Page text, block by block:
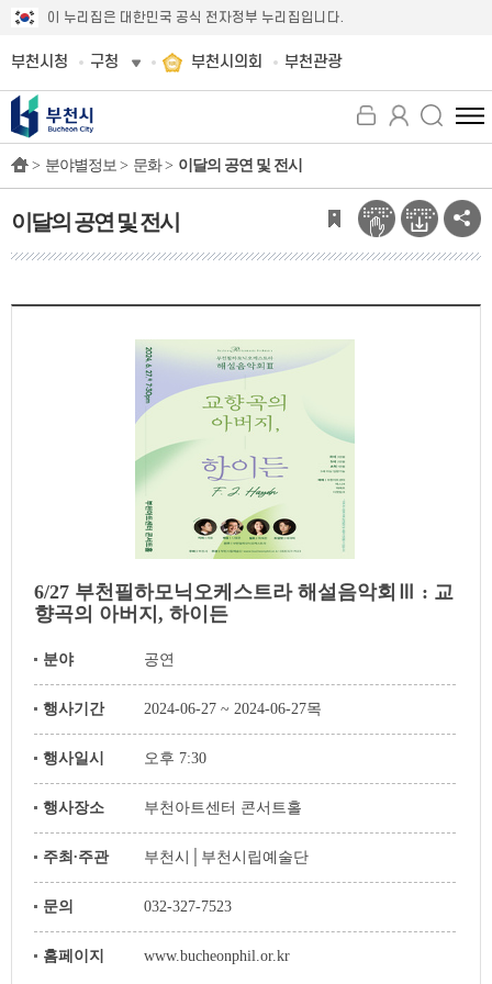
이 누리집은 대한민국 공식 전자정부 누리집입니다.
부천시청 구청 부천시의회 부천관광
전
체
뉴
보
기
> 분야별정보 > 문화 > 이달의 공연 및 전시
이달의 공연 및 전시
6/27 부천필하모닉오케스트라 해설음악회Ⅲ : 교
향곡의 아버지, 하이든
분야 공연
행사기간 2024-06-27 ~ 2024-06-27목
행사일시 오후 7:30
행사장소 부천아트센터 콘서트홀
주최∙주관 부천시│부천시립예술단
문의 032-327-7523
홈페이지 www.bucheonphil.or.kr